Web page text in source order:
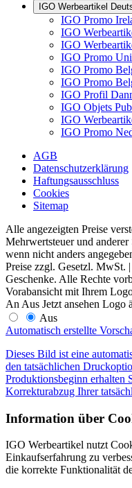
IGO Werbeartikel
IGO Promo
IGO
IGO
IGO Promo
IGO Promo
IGO Promo
IGO Profil
IGO Objets
IGO
IGO Promo
AGB
Datenschutzerklärung
Haftungsausschluss
Cookies
Sitemap
Alle angezeigten Preise
Mehrwertsteuer und
wenn nicht anders
Preise zzgl. Gesetzl.
Geschenke. Alle Rechte
Vorabansicht mit Ihrem
An Aus Jetzt ansehen Logo
Aus
Automatisch erstellte
Dieses Bild ist eine
den tatsächlichen
Produktionsbeginn erhalten
Korrekturabzug Ihrer
Information über
IGO Werbeartikel nutzt
Einkaufserfahrung zu
die korrekte Funktionalität